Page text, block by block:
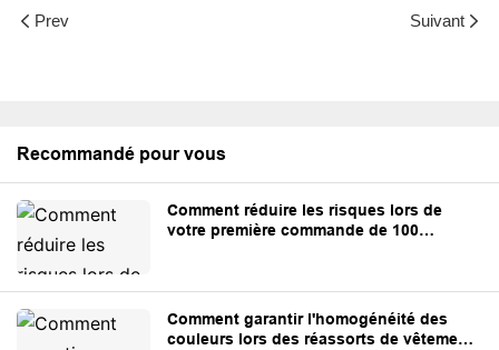
Prev Suivant
Recommandé pour vous
Comment réduire les risques lors de
votre première commande de 100
Comment garantir l'homogénéité des
couleurs lors des réassorts de vêtements